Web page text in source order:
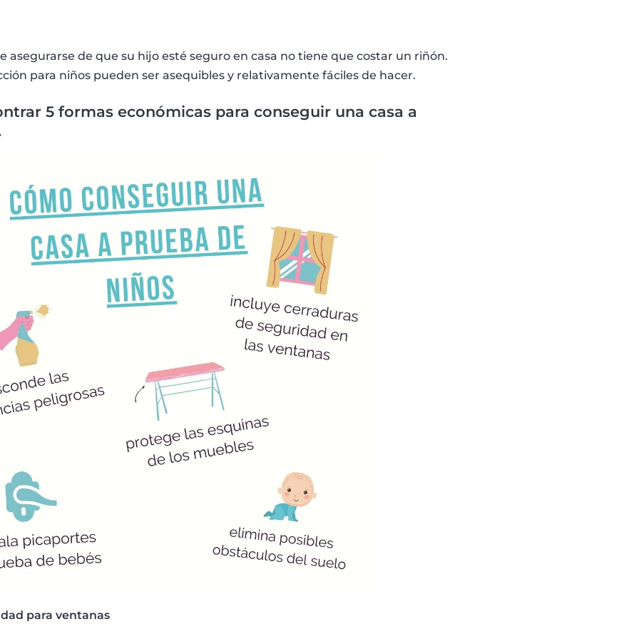
asegurarse de que su hijo esté seguro en casa no tiene que costar un riñón.
para niños pueden ser asequibles y relativamente fáciles de hacer.
5 formas económicas para conseguir una casa a
para ventanas